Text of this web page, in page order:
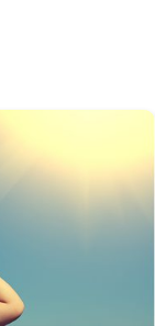
at vide om UV. . .